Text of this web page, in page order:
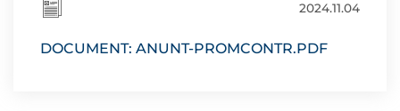
2024.11.04
DOCUMENT: ANUNT-PROMCONTR.PDF